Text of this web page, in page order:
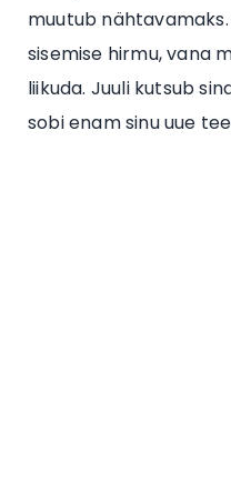
muutub
sisemise hirmu, vana
liikuda. Juuli kutsub
sobi enam sinu uue